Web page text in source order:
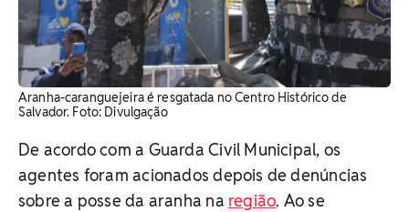
Aranha-caranguejeira é resgatada no Centro Histórico de
Salvador. Foto: Divulgação
De acordo com a Guarda Civil Municipal, os
agentes foram acionados depois de denúncias
sobre a posse da aranha na região. Ao se